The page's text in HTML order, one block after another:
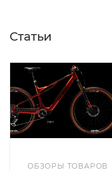
Статьи
ОБЗОРЫ ТОВАРОВ